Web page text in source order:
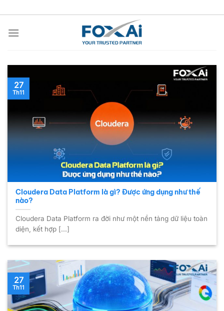
đến
nội
Cloudera Data Platform là gì? Được ứng dụng như thế
nào?
Cloudera Data Platform ra đời như một nền tảng dữ liệu toàn
diện, kết hợp [...]
27
Th11
27
Th11